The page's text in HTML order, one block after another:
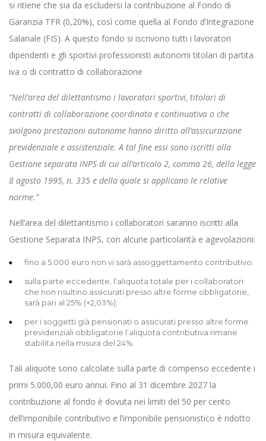
si ritiene che sia da escludersi la contribuzione al Fondo di
Garanzia TFR (0,20%), così come quella al Fondo d’Integrazione
Salariale (FIS). A questo fondo si iscrivono tutti i lavoratori
dipendenti e gli sportivi professionisti autonomi titolari di partita
iva o di contratto di collaborazione
“Nell’area del dilettantismo i lavoratori sportivi, titolari di
contratti di collaborazione coordinata e continuativa o che
svolgono prestazioni autonome hanno diritto all’assicurazione
previdenziale e assistenziale. A tal fine essi sono iscritti alla
Gestione separata INPS di cui all’articolo 2, comma 26, della legge
8 agosto 1995, n. 335 e della quale si applicano le relative
norme.”
Nell’area del dilettantismo i collaboratori saranno iscritti alla
Gestione Separata INPS, con alcune particolarità e agevolazioni:
fino a 5.000 euro non vi sarà assoggettamento contributivo;
sulla parte eccedente, l’aliquota totale per i collaboratori
che non risultino assicurati presso altre forme obbligatorie,
sarà pari al 25% (+2,03%);
per i soggetti già pensionati o assicurati presso altre forme
previdenziali obbligatorie l’aliquota contributiva rimane
stabilita nella misura del 24%.
Tali aliquote sono calcolate sulla parte di compenso eccedente i
primi 5.000,00 euro annui. Fino al 31 dicembre 2027 la
contribuzione al fondo è dovuta nei limiti del 50 per cento
dell’imponibile contributivo e l’imponibile pensionistico è ridotto
in misura equivalente.